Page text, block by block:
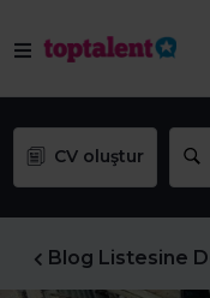
CV oluştur
Blog Listesine